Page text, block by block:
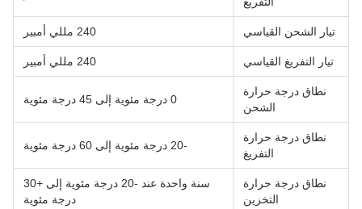
تيار الشحن القياسي 240 مللي أمبير
تيار التفريغ القياسي 240 مللي أمبير
نطاق درجة حرارة
الشحن
0 درجة مئوية إلى 45 درجة مئوية
نطاق درجة حرارة
التفريغ
-20 درجة مئوية إلى 60 درجة مئوية
نطاق درجة حرارة
التخزين
سنة واحدة عند -20 درجة مئوية إلى +30
درجة مئوية